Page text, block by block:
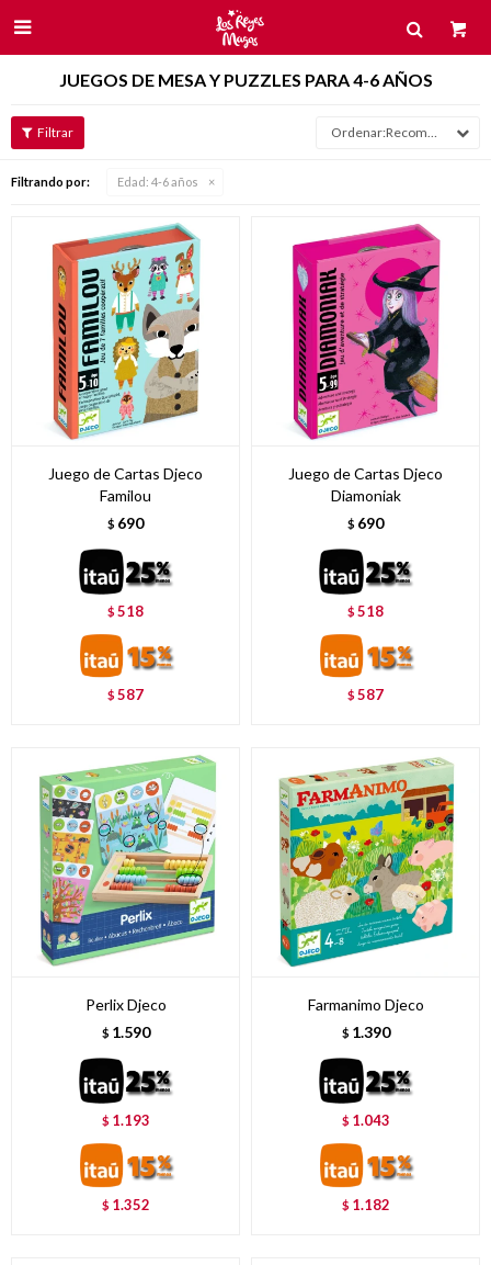

JUEGOS DE MESA Y PUZZLES PARA 4-6 AÑOS
Recomendados
Filtrando por: Edad: 4-6 años
Juego de Cartas Djeco
Familou
$ 690
$518
$587
Juego de Cartas Djeco
Diamoniak
$ 690
$518
$587
Perlix Djeco
$ 1.590
$ 1.193
$ 1.352
Farmanimo Djeco
$ 1.390
$ 1.043
$ 1.182